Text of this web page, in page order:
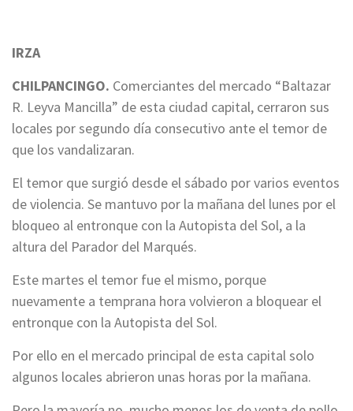
IRZA
CHILPANCINGO. Comerciantes del mercado “Baltazar
R. Leyva Mancilla” de esta ciudad capital, cerraron sus
locales por segundo día consecutivo ante el temor de
que los vandalizaran.
El temor que surgió desde el sábado por varios eventos
de violencia. Se mantuvo por la mañana del lunes por el
bloqueo al entronque con la Autopista del Sol, a la
altura del Parador del Marqués.
Este martes el temor fue el mismo, porque
nuevamente a temprana hora volvieron a bloquear el
entronque con la Autopista del Sol.
Por ello en el mercado principal de esta capital solo
algunos locales abrieron unas horas por la mañana.